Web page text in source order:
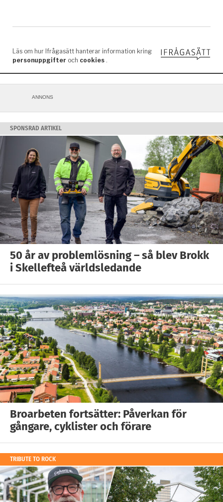
ANNONS
SPONSRAD ARTIKEL
50 år av problemlösning – så blev Brokk
i Skellefteå världsledande
Broarbeten fortsätter: Påverkan för
gångare, cyklister och förare
TRIBUTE TO ROCK